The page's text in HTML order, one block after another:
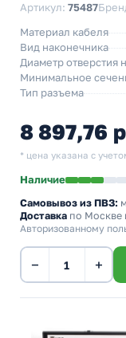
Артикул: 75487
Материал кабеля
Вид наконечника
Диаметр отверстия
Минимальное
Тип разъема
8 897,76
* цена указана с
Наличие
Самовывоз из ПВЗ:
Доставка по Москве
Авторизованному
− +